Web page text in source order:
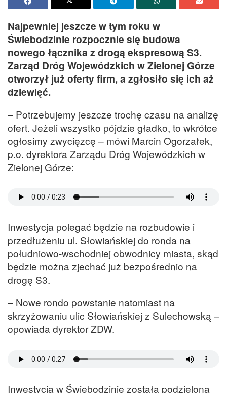
Najpewniej jeszcze w tym roku w
Świebodzinie rozpocznie się budowa
nowego łącznika z drogą ekspresową S3.
Zarząd Dróg Wojewódzkich w Zielonej Górze
otworzył już oferty firm, a zgłosiło się ich aż
dziewięć.
– Potrzebujemy jeszcze trochę czasu na analizę
ofert. Jeżeli wszystko pójdzie gładko, to wkrótce
ogłosimy zwycięzcę – mówi Marcin Ogorzałek,
p.o. dyrektora Zarządu Dróg Wojewódzkich w
Zielonej Górze:
Inwestycja polegać będzie na rozbudowie i
przedłużeniu ul. Słowiańskiej do ronda na
południowo-wschodniej obwodnicy miasta, skąd
będzie można zjechać już bezpośrednio na
drogę S3.
– Nowe rondo powstanie natomiast na
skrzyżowaniu ulic Słowiańskiej z Sulechowską –
opowiada dyrektor ZDW.
Inwestycja w Świebodzinie została podzielona